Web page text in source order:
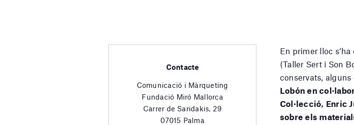
Contacte
Comunicació i Màrqueting
Fundació Miró Mallorca
Carrer de Saridakis, 29
07015 Palma
En primer lloc
(Taller Sert i Son
conservats,
Lobón en
Col·lecció, Enric
sobre els